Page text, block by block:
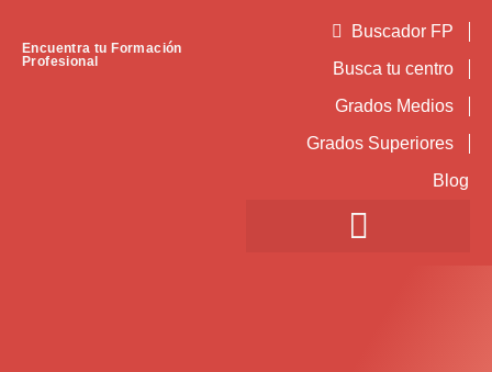
Encuentra tu Formación
Profesional
Buscador FP
Busca tu centro
Grados Medios
Grados Superiores
Blog